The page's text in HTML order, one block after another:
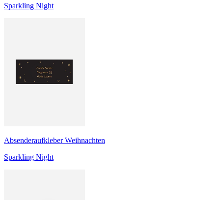
Sparkling Night
Absenderaufkleber Weihnachten
Sparkling Night